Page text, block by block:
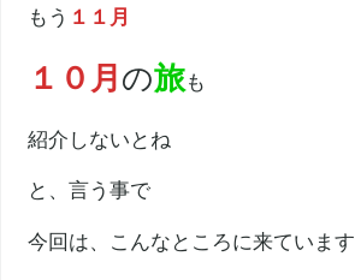
もう １１月
１０月 の旅も
紹介しないとね
と、言う事で
今回は、こんなところに来ています